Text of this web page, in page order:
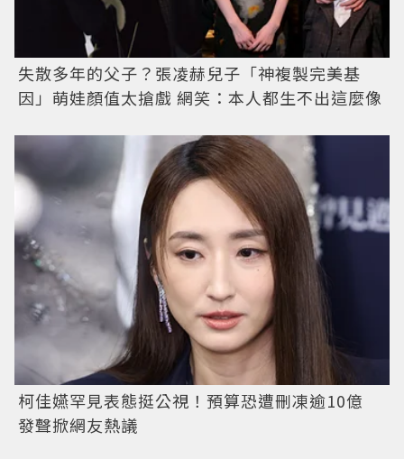
失散多年的父子？張凌赫兒子「神複製完美基
因」萌娃顏值太搶戲 網笑：本人都生不出這麼像
柯佳嬿罕見表態挺公視！預算恐遭刪凍逾10億
發聲掀網友熱議